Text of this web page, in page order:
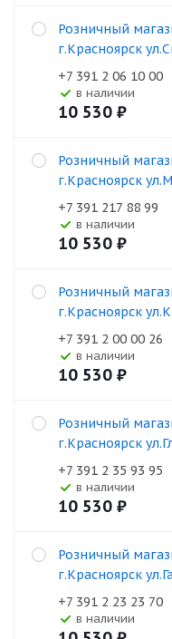
Розничный
г.Красноярск
+7 391 2 06 10 00
В наличии
10 530 ₽
Розничный
г.Красноярск
+7 391 217 88 99
В наличии
10 530 ₽
Розничный
г.Красноярск
+7 391 2 00 00 26
В наличии
10 530 ₽
Розничный
г.Красноярск
+7 391 2 35 93 95
В наличии
10 530 ₽
Розничный
г.Красноярск
+7 391 2 23 23 70
В наличии